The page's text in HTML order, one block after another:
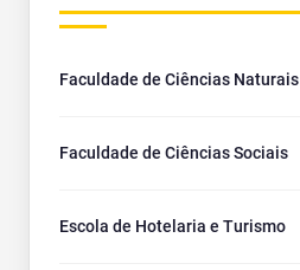
Faculdade de Ciências Naturais
Faculdade de Ciências Sociais
Escola de Hotelaria e Turismo